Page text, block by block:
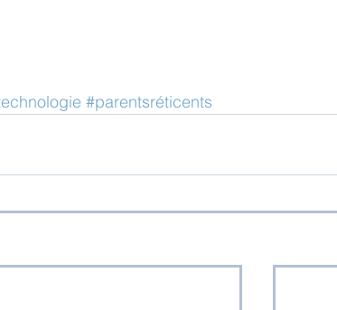
#parentsréticents